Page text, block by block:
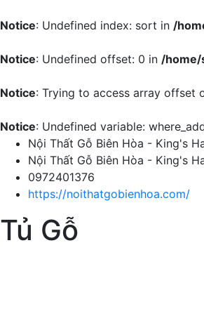
Notice: Undefined index: sort in /
Notice: Undefined offset: 0 in /home/
Notice: Trying to access array offset
Notice: Undefined variable:
Nội Thất Gỗ Biên Hòa - King's
Nội Thất Gỗ Biên Hòa - King's
0972401376
https://noithatgobienhoa.com/
Tủ Gỗ